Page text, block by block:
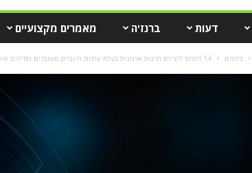
דעות ברנז'ה מאמרים מקצועיים
בלוגים 14 דרכים ליצירת תרבות ארגונית בעלת ערכים חיוביים שעובדים מזדהים איתם